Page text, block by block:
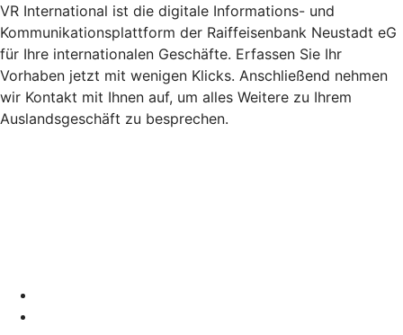
VR International ist die digitale Informations- und
Kommunikationsplattform der Raiffeisenbank Neustadt eG
für Ihre internationalen Geschäfte. Erfassen Sie Ihr
Vorhaben jetzt mit wenigen Klicks. Anschließend nehmen
wir Kontakt mit Ihnen auf, um alles Weitere zu Ihrem
Auslandsgeschäft zu besprechen.